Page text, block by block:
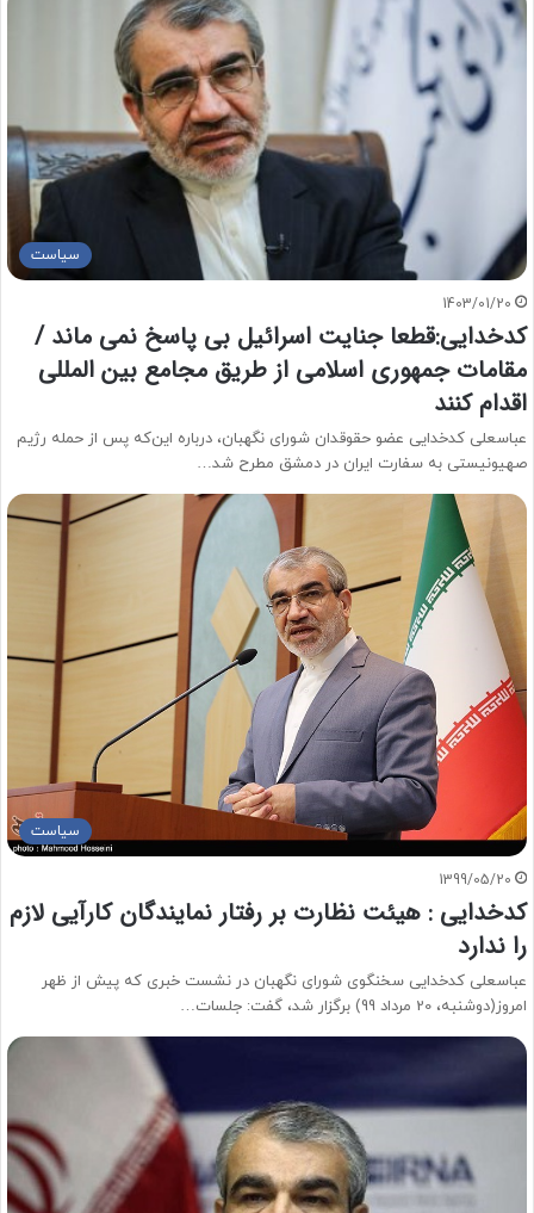
سیاست
1403/01/20
کدخدایی:قطعا جنایت اسرائیل بی پاسخ نمی ماند /
مقامات جمهوری اسلامی از طریق مجامع بین المللی
اقدام کنند
عباسعلی کدخدایی عضو حقوقدان شورای نگهبان، درباره این‌که پس از حمله رژیم
صهیونیستی به سفارت ایران در دمشق مطرح شد…
سیاست
1399/05/20
کدخدایی : هیئت نظارت بر رفتار نمایندگان کارآیی لازم
را ندارد
عباسعلی کدخدایی سخنگوی شورای نگهبان در نشست خبری که پیش از ظهر
امروز(دوشنبه، 20 مرداد 99) برگزار شد، گفت: جلسات…